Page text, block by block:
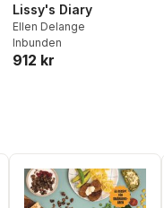
Lissy's Diary
Ellen Delange
Inbunden
912 kr